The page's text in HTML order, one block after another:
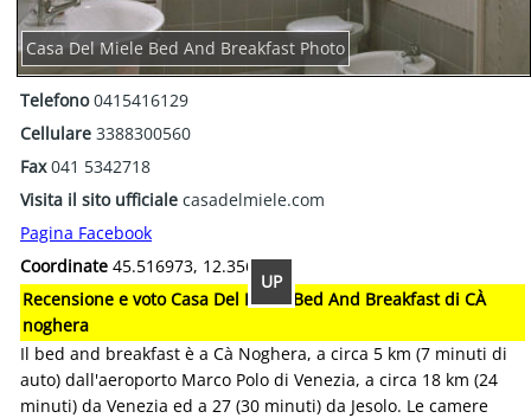
UP
Casa Del Miele Bed And Breakfast Photo
Telefono0415416129
Cellulare 3388300560
Fax041 5342718
Visita il sito ufficiale casadelmiele.com
Pagina Facebook
Coordinate 45.516973, 12.356638
Recensione e voto Casa Del Miele Bed And Breakfast di CÀ
noghera
Il bed and breakfast è a Cà Noghera, a circa 5 km (7 minuti di
auto) dall'aeroporto Marco Polo di Venezia, a circa 18 km (24
minuti) da Venezia ed a 27 (30 minuti) da Jesolo. Le camere